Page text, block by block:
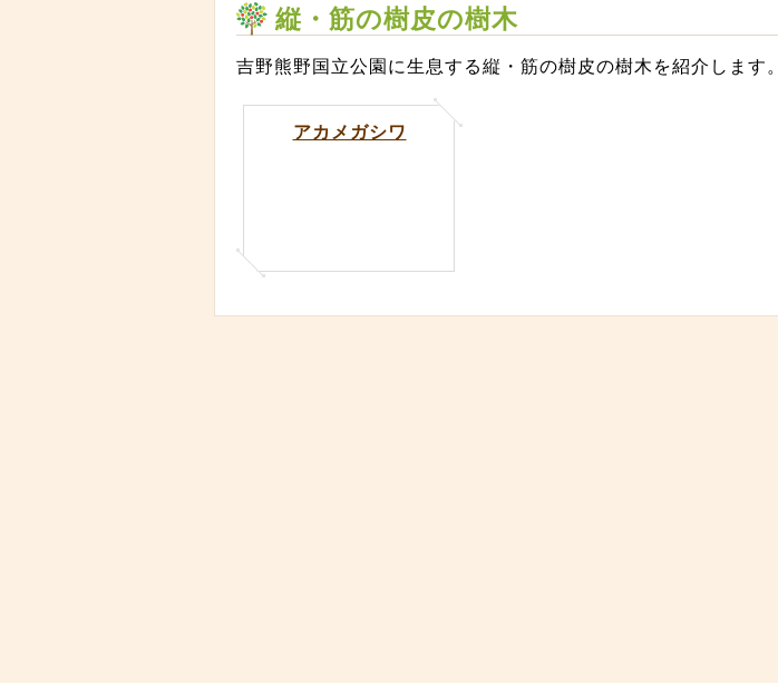
縦・筋の樹皮の樹木
吉野熊野国立公園に生息する縦・筋の樹皮の樹木を紹介します。
アカメガシワ